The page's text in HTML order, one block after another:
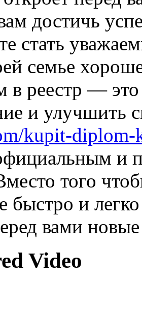
достичь
стать
семье
в реестр —
и улучшить
kupit-diplom-
и
того
быстро и
вами
Video